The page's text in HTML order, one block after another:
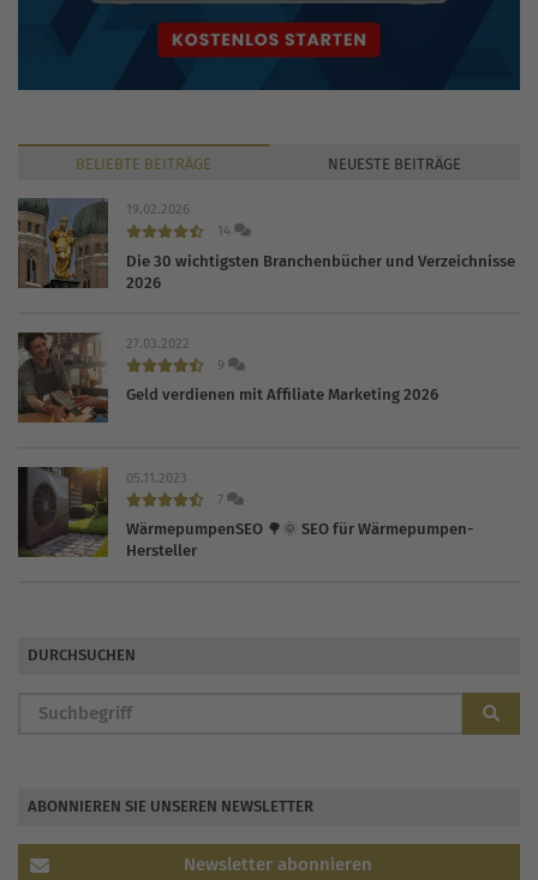
BELIEBTE BEITRÄGE NEUESTE BEITRÄGE
19.02.2026
14
Die 30 wichtigsten Branchenbücher und Verzeichnisse
2026
27.03.2022
9
Geld verdienen mit Affiliate Marketing 2026
05.11.2023
7
WärmepumpenSEO 🌳🌞 SEO für Wärmepumpen-
Hersteller
DURCHSUCHEN
ABONNIEREN SIE UNSEREN NEWSLETTER
Newsletter abonnieren